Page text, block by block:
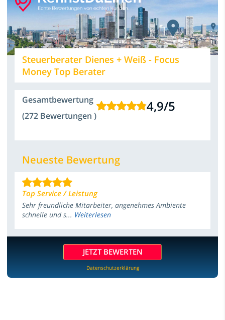
Steuerberater Dienes + Weiß - Focus
Money Top Berater
Gesamtbewertung
(272 Bewertungen )
4,9/5
Neueste Bewertung
Top Service / Leistung
Sehr freundliche Mitarbeiter, angenehmes Ambiente
schnelle und s... Weiterlesen
JETZT BEWERTEN
Datenschutzerklärung